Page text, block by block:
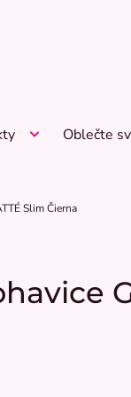
Oblečte
Slim Čierna